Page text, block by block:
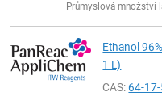
Průmyslová množství
Ethanol
1 L)
CAS:64-